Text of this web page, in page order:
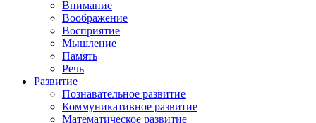
Внимание
Воображение
Восприятие
Мышление
Память
Речь
Развитие
Познавательное развитие
Коммуникативное развитие
Математическое развитие